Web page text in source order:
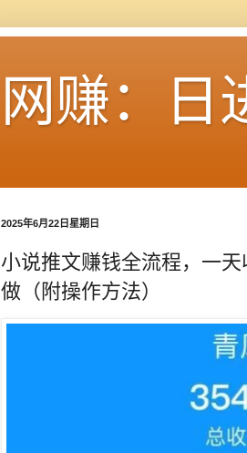
网赚：日
2025年6月22日星期日
小说推文赚钱全流程，一
做（附操作方法）